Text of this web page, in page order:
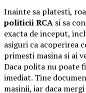
Inainte sa platesti,
politicii RCA si sa
exacta de inceput,
asiguri ca acoperirea
primesti masina si ai
Daca polita nu poate
imediat. Tine
masinii, iar daca